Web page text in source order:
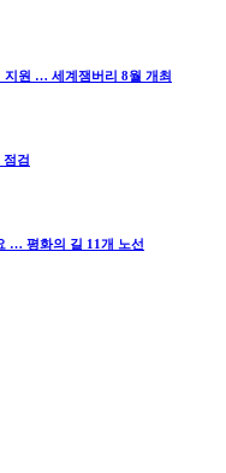
지원 … 세계잼버리 8월 개최
점검
… 평화의 길 11개 노선